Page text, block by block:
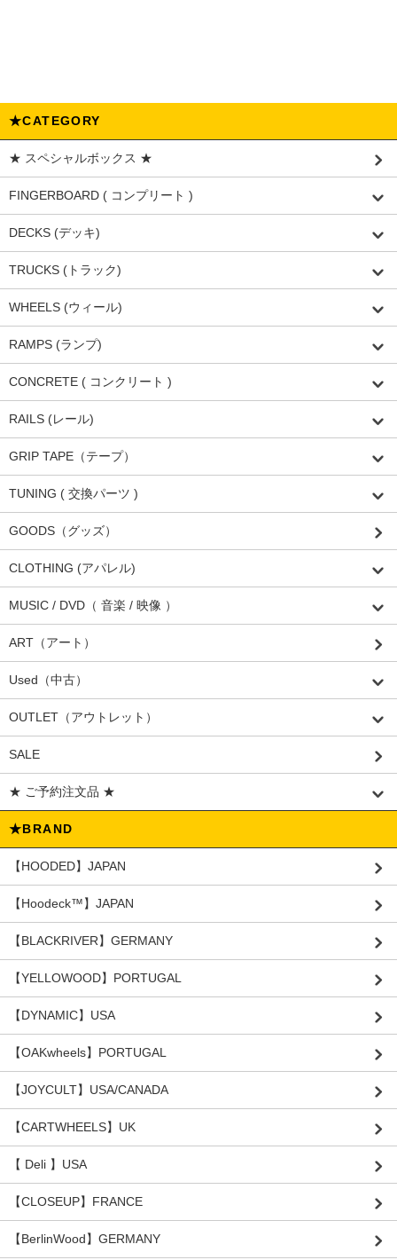
★CATEGORY
★ スペシャルボックス ★
FINGERBOARD ( コンプリート )
DECKS (デッキ)
TRUCKS (トラック)
WHEELS (ウィール)
RAMPS (ランプ)
CONCRETE ( コンクリート )
RAILS (レール)
GRIP TAPE（テープ）
TUNING ( 交換パーツ )
GOODS（グッズ）
CLOTHING (アパレル)
MUSIC / DVD（ 音楽 / 映像 ）
ART（アート）
Used（中古）
OUTLET（アウトレット）
SALE
★ ご予約注文品 ★
★BRAND
【HOODED】JAPAN
【Hoodeck™️】JAPAN
【BLACKRIVER】GERMANY
【YELLOWOOD】PORTUGAL
【DYNAMIC】USA
【OAKwheels】PORTUGAL
【JOYCULT】USA/CANADA
【CARTWHEELS】UK
【 Deli 】USA
【CLOSEUP】FRANCE
【BerlinWood】GERMANY